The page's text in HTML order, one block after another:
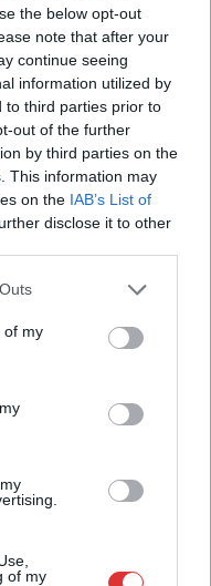
the below opt-out
note that after your
continue seeing
information utilized by
to third parties prior to
out of the further
by third parties on the
This information may
on the IAB’s List of
disclose it to other
one or more Google
You may click to
its third-party tags to
in below Google
of my
of my
akkumulátoripari
az akkumulátorgyártás
Az augusztus 1-jétől